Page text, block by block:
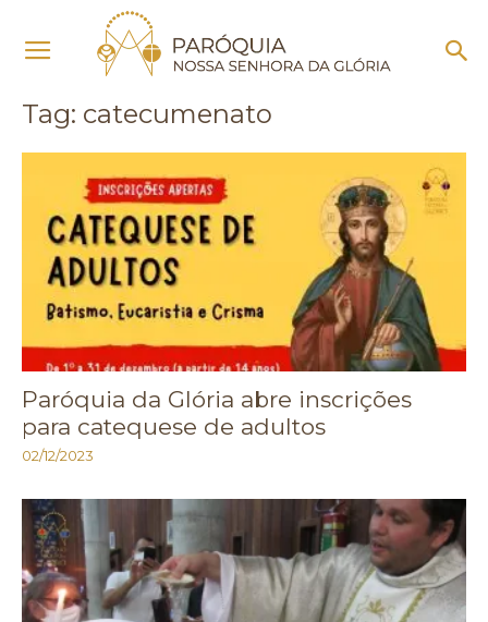
Catecumenato
Tag: catecumenato
Paróquia da Glória abre inscrições
para catequese de adultos
02/12/2023